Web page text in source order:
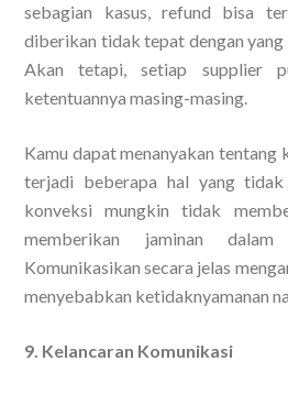
sebagian kasus, refund bisa
diberikan tidak tepat dengan
Akan tetapi, setiap supplier
ketentuannya masing-masing.
Kamu dapat menanyakan tentang
terjadi beberapa hal yang
konveksi mungkin tidak
memberikan jaminan
Komunikasikan secara jelas
menyebabkan ketidaknyamanan
9. Kelancaran Komunikasi